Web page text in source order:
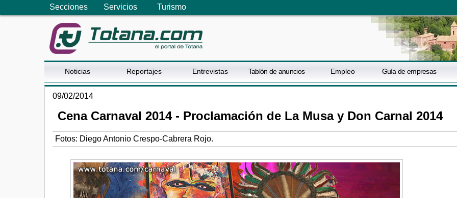
Secciones Servicios Turismo
Noticias Reportajes Entrevistas Tablón de anuncios Empleo Guía de empresas
09/02/2014
Cena Carnaval 2014 - Proclamación de La Musa y Don Carnal 2014
Fotos: Diego Antonio Crespo-Cabrera Rojo.